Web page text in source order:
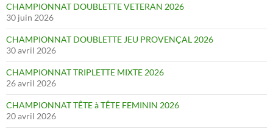
CHAMPIONNAT DOUBLETTE VETERAN 2026
30 juin 2026
CHAMPIONNAT DOUBLETTE JEU PROVENÇAL 2026
30 avril 2026
CHAMPIONNAT TRIPLETTE MIXTE 2026
26 avril 2026
CHAMPIONNAT TÊTE à TÊTE FEMININ 2026
20 avril 2026